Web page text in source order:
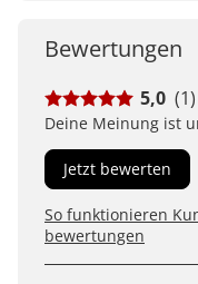
Bewertungen
5,0 (1)
Deine Meinung ist
Jetzt bewerten
So funktionieren
bewertungen